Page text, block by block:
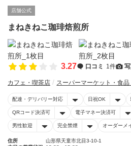
店舗公式
まねきねこ珈琲焙煎所
3.27 口コミ 1件
カフェ・喫茶店 スーパーマーケット・食品
配達・デリバリー対応 日祝OK
QRコード決済可 電子マネー決済可
男性歓迎 完全禁煙 オーダーメ
住所
山形県天童市北目3-10-1